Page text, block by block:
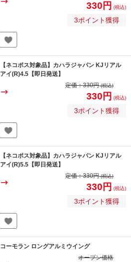
330円 (税込)
3ポイント獲得
【ネコポス対象品】カハラジャパン KJリアル
アイ(R)4.5【即日発送】
定価：330円(税込)
330円 (税込)
3ポイント獲得
【ネコポス対象品】カハラジャパン KJリアル
アイ(R)5.5【即日発送】
定価：330円(税込)
330円 (税込)
3ポイント獲得
コーモラン ロングアルミウイング
オープン価格